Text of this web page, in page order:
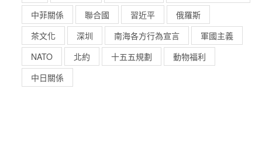
中菲關係
聯合國 習近平
俄羅斯
茶文化
深圳 南海各方行為宣言
軍國主義
NATO
北約 十五五規劃
動物福利
中日關係